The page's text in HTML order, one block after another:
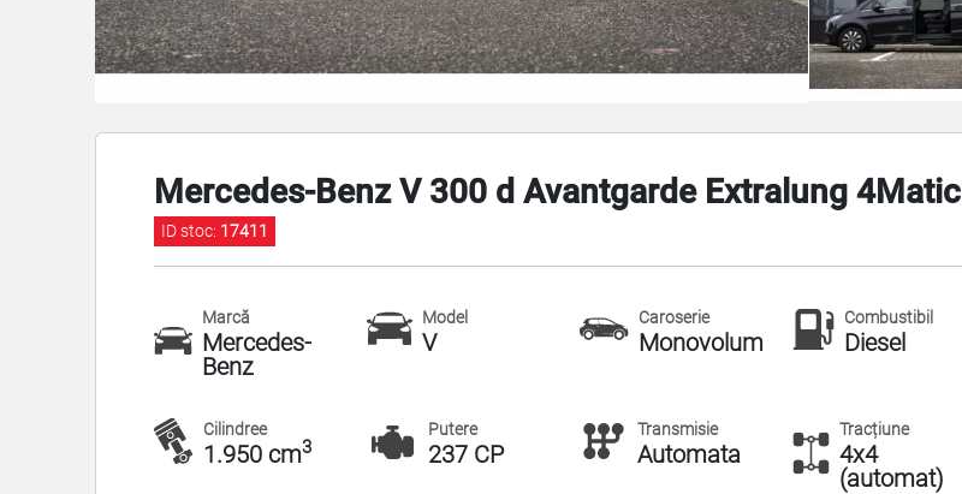
Mercedes-Benz V 300 d Avantgarde Extralung 4Matic
ID stoc: 17411
Marcă
Mercedes-
Benz
Model
V
Caroserie
Monovolum
Combustibil
Diesel
Cilindree
1.950 cm3
Putere
237 CP
Transmisie
Automata
Tracțiune
4x4
(automat)